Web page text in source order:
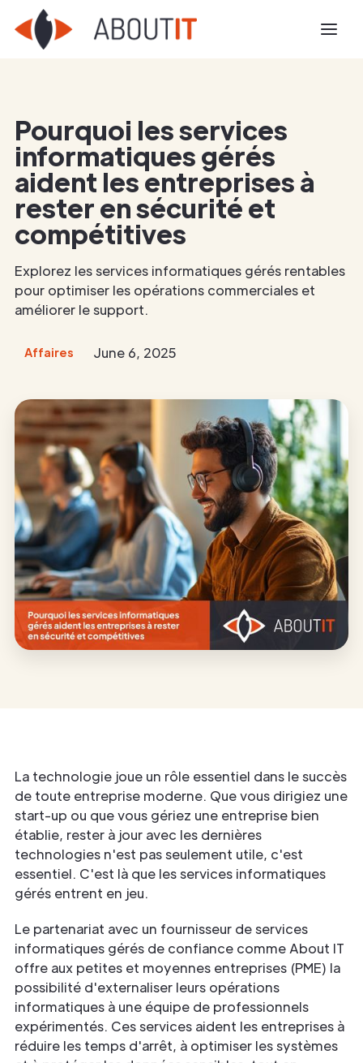
Pourquoi les services
informatiques gérés
aident les entreprises à
rester en sécurité et
compétitives
Explorez les services informatiques gérés rentables
pour optimiser les opérations commerciales et
améliorer le support.
Affaires June 6, 2025
La technologie joue un rôle essentiel dans le succès
de toute entreprise moderne. Que vous dirigiez une
start-up ou que vous gériez une entreprise bien
établie, rester à jour avec les dernières
technologies n'est pas seulement utile, c'est
essentiel. C'est là que les services informatiques
gérés entrent en jeu.
Le partenariat avec un fournisseur de services
informatiques gérés de confiance comme About IT
offre aux petites et moyennes entreprises (PME) la
possibilité d'externaliser leurs opérations
informatiques à une équipe de professionnels
expérimentés. Ces services aident les entreprises à
réduire les temps d'arrêt, à optimiser les systèmes